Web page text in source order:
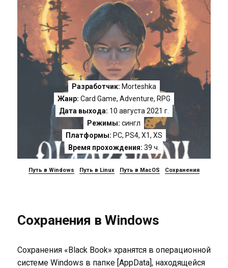
Разработчик: Morteshka
Жанр: Card Game, Adventure, RPG
Дата выхода: 10 августа 2021 г.
Режимы: сингл
Платформы: PC, PS4, X1, XS
Время прохождения: 39 ч.
Путь в Windows Путь в Linux Путь в MacOS Сохранения
Сохранения в Windows
Сохранения «Black Book» хранятся в операционной
системе Windows в папке [AppData], находящейся